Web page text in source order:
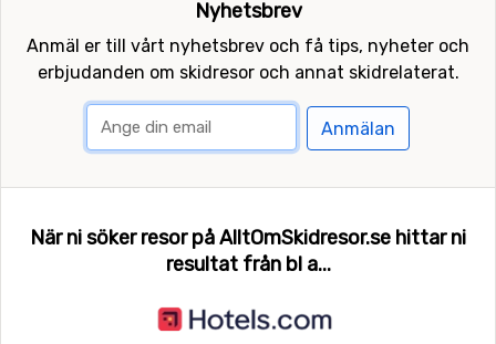
Nyhetsbrev
Anmäl er till vårt nyhetsbrev och få tips, nyheter och
erbjudanden om skidresor och annat skidrelaterat.
Anmälan
När ni söker resor på AlltOmSkidresor.se hittar ni
resultat från bl a...